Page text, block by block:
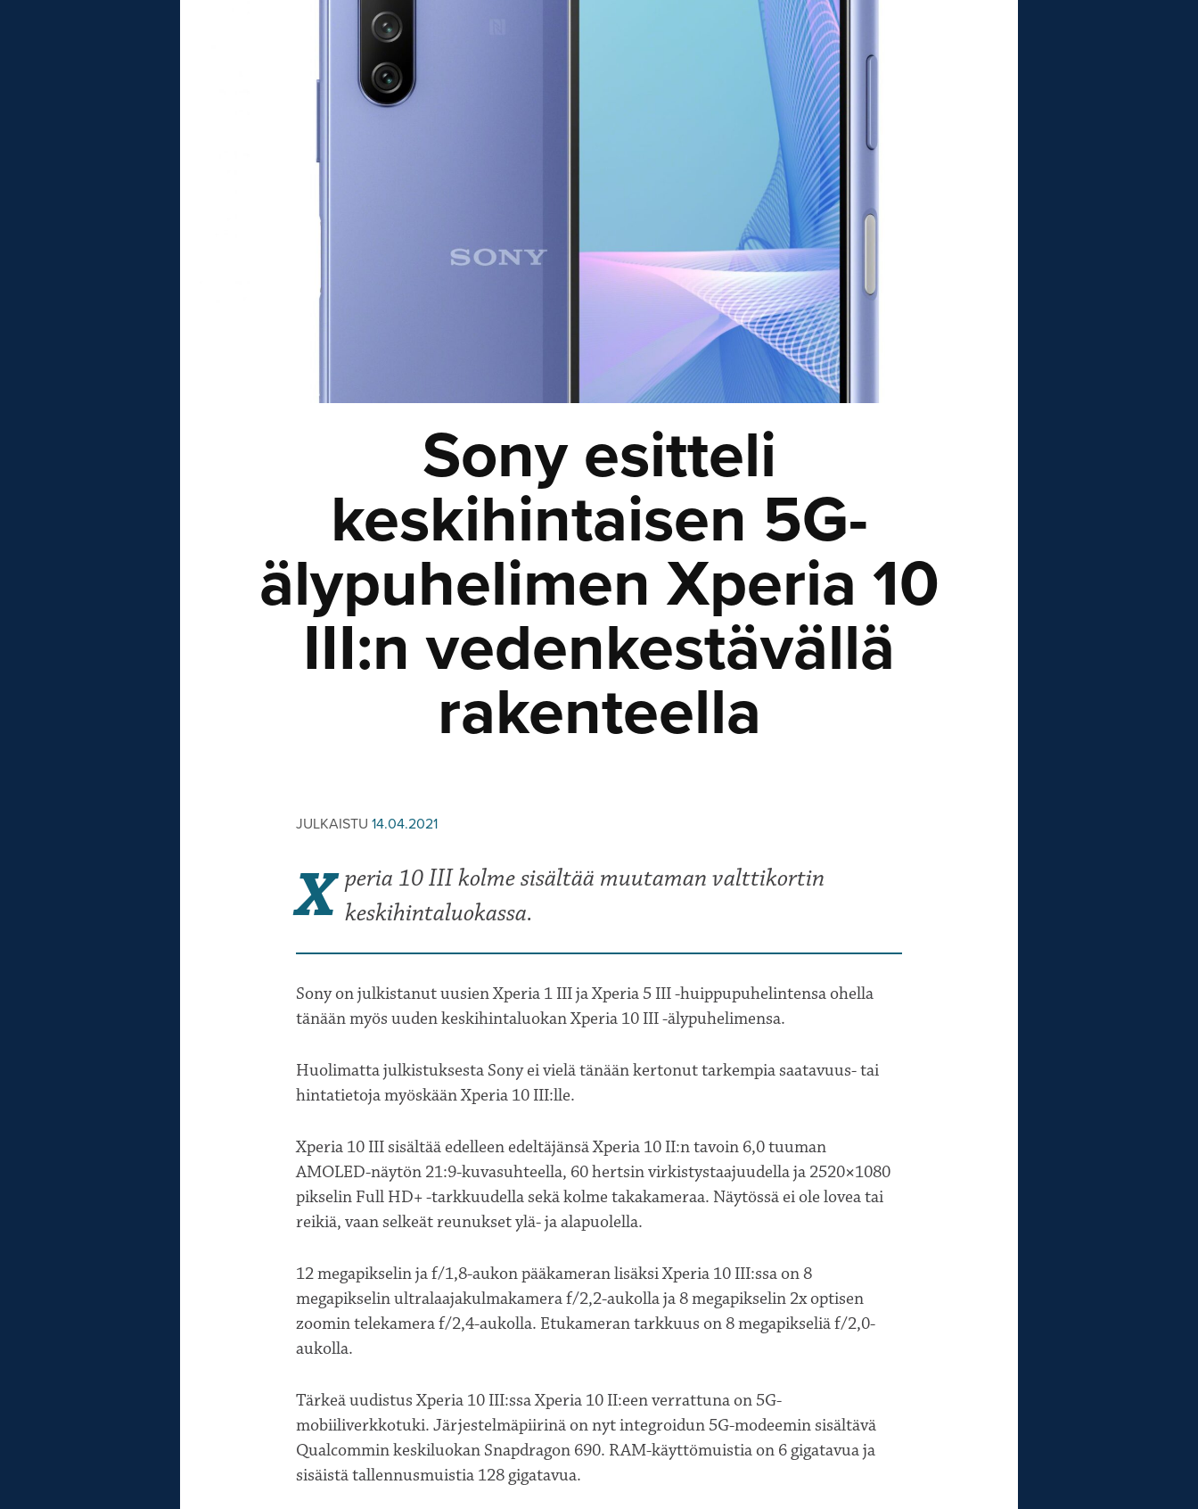
Sony esitteli
keskihintaisen 5G-
älypuhelimen Xperia 10
III:n vedenkestävällä
rakenteella
JULKAISTU 14.04.2021
X peria 10 III kolme sisältää muutaman valttikortin
keskihintaluokassa.
Sony on julkistanut uusien Xperia 1 III ja Xperia 5 III -huippupuhelintensa ohella
tänään myös uuden keskihintaluokan Xperia 10 III -älypuhelimensa.
Huolimatta julkistuksesta Sony ei vielä tänään kertonut tarkempia saatavuus- tai
hintatietoja myöskään Xperia 10 III:lle.
Xperia 10 III sisältää edelleen edeltäjänsä Xperia 10 II:n tavoin 6,0 tuuman
AMOLED-näytön 21:9-kuvasuhteella, 60 hertsin virkistystaajuudella ja 2520×1080
pikselin Full HD+ -tarkkuudella sekä kolme takakameraa. Näytössä ei ole lovea tai
reikiä, vaan selkeät reunukset ylä- ja alapuolella.
12 megapikselin ja f/1,8-aukon pääkameran lisäksi Xperia 10 III:ssa on 8
megapikselin ultralaajakulmakamera f/2,2-aukolla ja 8 megapikselin 2x optisen
zoomin telekamera f/2,4-aukolla. Etukameran tarkkuus on 8 megapikseliä f/2,0-
aukolla.
Tärkeä uudistus Xperia 10 III:ssa Xperia 10 II:een verrattuna on 5G-
mobiiliverkkotuki. Järjestelmäpiirinä on nyt integroidun 5G-modeemin sisältävä
Qualcommin keskiluokan Snapdragon 690. RAM-käyttömuistia on 6 gigatavua ja
sisäistä tallennusmuistia 128 gigatavua.